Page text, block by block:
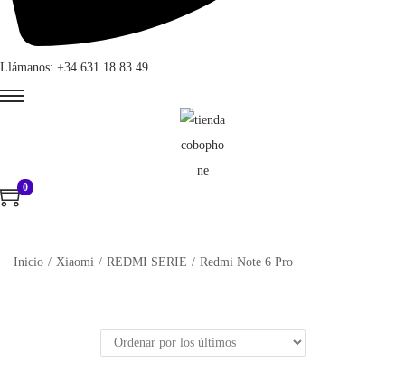
Llámanos: +34 631 18 83 49
0
Inicio / Xiaomi / REDMI SERIE / Redmi Note 6 Pro